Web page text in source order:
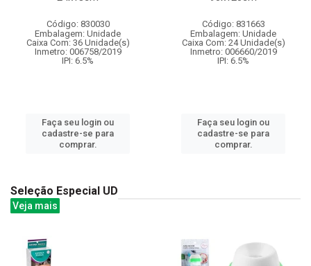
Código: 830030
Embalagem: Unidade
Caixa Com: 36 Unidade(s)
Inmetro: 006758/2019
IPI: 6.5%
Faça seu login ou
cadastre-se para
comprar.
Código: 831663
Embalagem: Unidade
Caixa Com: 24 Unidade(s)
Inmetro: 006660/2019
IPI: 6.5%
Faça seu login ou
cadastre-se para
comprar.
Seleção Especial UD
Veja mais